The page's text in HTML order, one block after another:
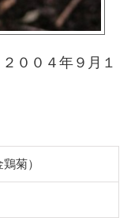
００４年９月１
菊）